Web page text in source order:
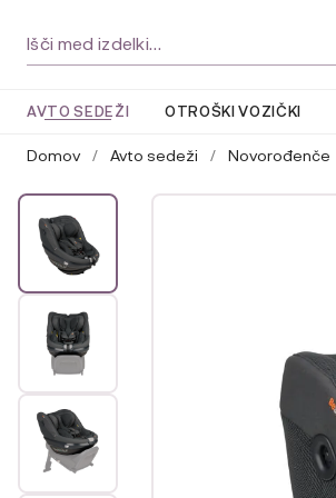
AVTO SEDEŽI OTROŠKI VOZIČKI
to
to
Domov / Avto sedeži / Novorođenče